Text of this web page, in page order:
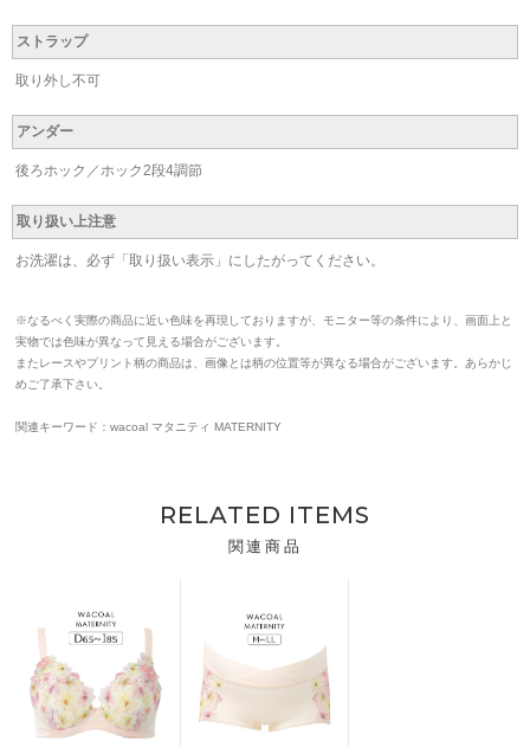
ストラップ
取り外し不可
アンダー
後ろホック／ホック2段4調節
取り扱い上注意
お洗濯は、必ず「取り扱い表示」にしたがってください。
※なるべく実際の商品に近い色味を再現しておりますが、モニター等の条件により、画面上と
実物では色味が異なって見える場合がございます。
またレースやプリント柄の商品は、画像とは柄の位置等が異なる場合がございます。あらかじ
めご了承下さい。
関連キーワード：wacoal マタニティ MATERNITY
RELATED ITEMS
関連商品